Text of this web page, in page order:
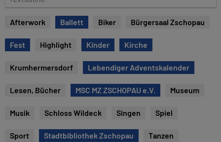
e
s
u
Afterwork Ballett Biker Bürgersaal Zschopau
Fest Highlight Kinder Kirche
Krumhermersdorf Lebendiger Adventskalender
Lesen, Bücher MSC MZ ZSCHOPAU e.V. Museum
Musik Schloss Wildeck Singen Spiel
Sport Stadtbibliothek Zschopau Tanzen